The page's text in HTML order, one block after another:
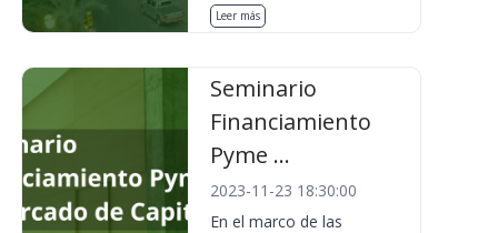
Leer más
Seminario
Financiamiento
Pyme ...
2023-11-23 18:30:00
En el marco de las